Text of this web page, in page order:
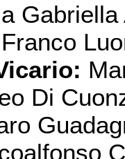
Gabriella
Franco
Di